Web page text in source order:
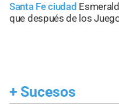
Santa Fe ciudad
que después de los
+ Sucesos